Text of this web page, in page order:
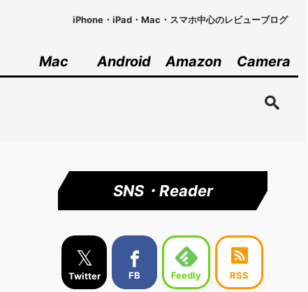
iPhone・iPad・Mac・スマホ中心のレビューブログ
Mac Android Amazon Camera
SNS・Reader
𝕏
Twitter FB Feedly RSS